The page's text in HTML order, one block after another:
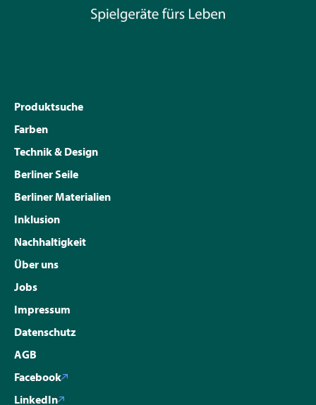
Produktsuche
Farben
Technik & Design
Berliner Seile
Berliner Materialien
Inklusion
Nachhaltigkeit
Über uns
Jobs
Impressum
Datenschutz
AGB
Facebook
LinkedIn